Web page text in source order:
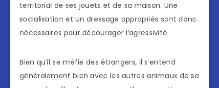
territorial de ses jouets et de sa maison. Une
socialisation et un dressage appropriés sont donc
nécessaires pour décourager l’agressivité.
Bien qu’il se méfie des étrangers, il s’entend
généralement bien avec les autres animaux de sa